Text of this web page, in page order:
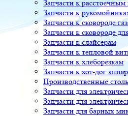
Запчасти к
Запчасти к
Запчасти к сковороде
Запчасти к сковороде
Запчасти к слайсерам
Запчасти к тепловой
Запчасти к хлеборезкам
Запчасти к хот-дог
Производственные
Запчасти для
Запчасти для
Запчасти для барных